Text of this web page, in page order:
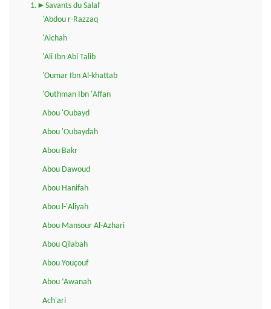
1.►Savants du Salaf
'Abdou r-Razzaq
'Aichah
'Ali Ibn Abi Talib
'Oumar Ibn Al-khattab
'Outhman Ibn 'Affan
Abou 'Oubayd
Abou 'Oubaydah
Abou Bakr
Abou Dawoud
Abou Hanifah
Abou l-'Aliyah
Abou Mansour Al-Azhari
Abou Qilabah
Abou Youçouf
Abou ‘Awanah
Ach'ari